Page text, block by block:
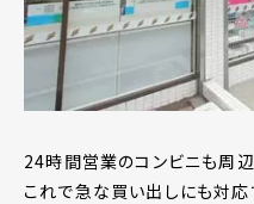
24時間営業のコンビニも周
これで急な買い出しにも対